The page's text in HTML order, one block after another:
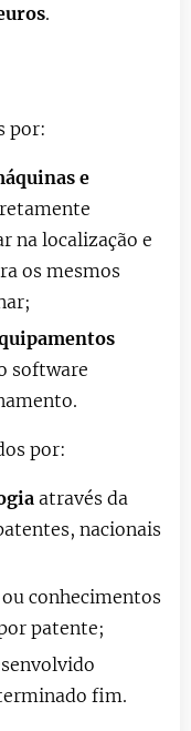
.
por:
e
na localização e
os mesmos
software
por:
através da
nacionais
conhecimentos
patente;
fim.